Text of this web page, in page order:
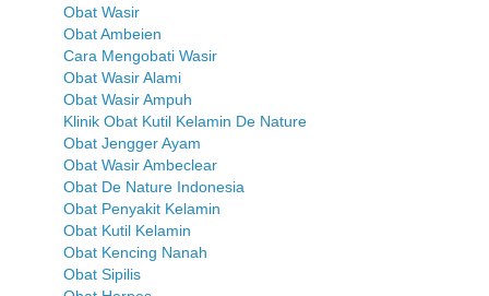
Obat Wasir
Obat Ambeien
Cara Mengobati Wasir
Obat Wasir Alami
Obat Wasir Ampuh
Klinik Obat Kutil Kelamin De Nature
Obat Jengger Ayam
Obat Wasir Ambeclear
Obat De Nature Indonesia
Obat Penyakit Kelamin
Obat Kutil Kelamin
Obat Kencing Nanah
Obat Sipilis